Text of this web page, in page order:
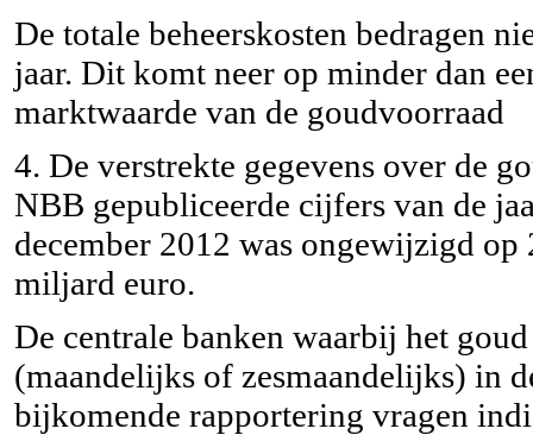
De totale beheerskosten bedragen
jaar. Dit komt neer op minder dan
marktwaarde van de goudvoorraad
4. De verstrekte gegevens over de
NBB gepubliceerde cijfers van de
december 2012 was ongewijzigd
miljard euro.
De centrale banken waarbij het
(maandelijks of zesmaandelijks) in
bijkomende rapportering vragen